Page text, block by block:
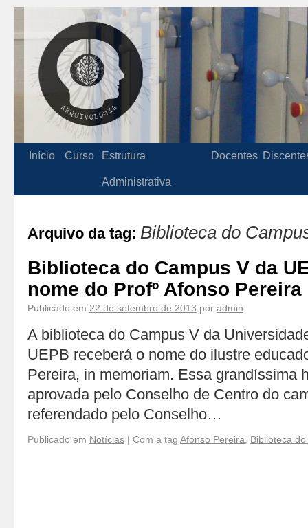
Início Curso Estrutura
Administrativa
Docentes
Arquivo da tag: Biblioteca do
Biblioteca do Campus V da
nome do Profº Afonso Pereira
Publicado em 22 de setembro de 2013 por admin
A biblioteca do Campus V da
UEPB receberá o nome do ilustre
Pereira, in memoriam. Essa grandíssima
aprovada pelo Conselho de Centro do
referendado pelo Conselho…
Publicado em Notícias | Com a tag Afonso Pereira Biblioteca